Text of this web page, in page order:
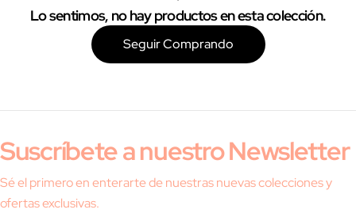
Lo sentimos, no hay productos en esta colección.
Seguir Comprando
Suscríbete a nuestro Newsletter
Sé el primero en enterarte de nuestras nuevas colecciones y
ofertas exclusivas.